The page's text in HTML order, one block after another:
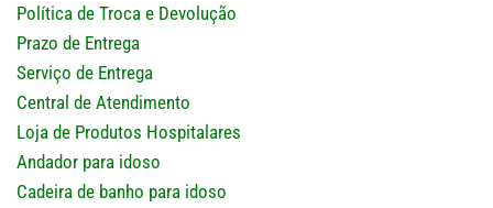
Política de Troca e Devolução
Prazo de Entrega
Serviço de Entrega
Central de Atendimento
Loja de Produtos Hospitalares
Andador para idoso
Cadeira de banho para idoso